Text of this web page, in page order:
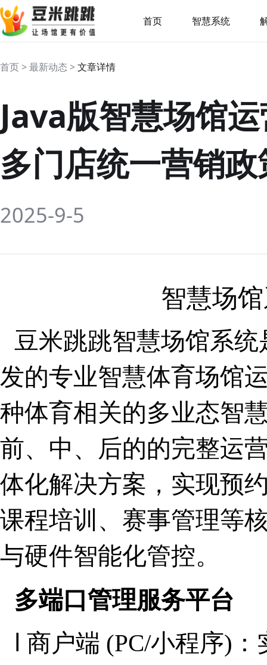
首页 智慧系统
首页 > 最新动态 >文章详情
Java版智慧场馆
多门店统一营销政
2025-9-5
智慧场
豆米跳跳智慧场馆系统
发的专业智慧体育场馆
种体育相关的多业态智
前、中、后的的完整运
体化解决方案，实现预
课程培训、赛事管理等
与硬件智能化管控。
多端口管理服务平台
l 商户端 (PC/小程序)